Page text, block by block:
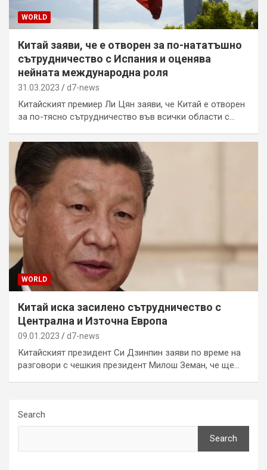
WORLD
Китай заяви, че е отворен за по-нататъшно
сътрудничество с Испания и оценява
нейната международна роля
31.03.2023 d7-news
Китайският премиер Ли Цян заяви, че Китай е отворен
за по-тясно сътрудничество във всички области с…
WORLD
Китай иска засилено сътрудничество с
Централна и Източна Европа
09.01.2023 d7-news
Китайският президент Си Дзинпин заяви по време на
разговори с чешкия президент Милош Земан, че ще…
Search
Search